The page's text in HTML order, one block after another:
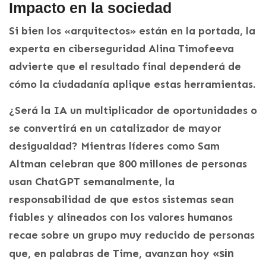
Impacto en la sociedad
Si bien los «arquitectos» están en la portada, la
experta en ciberseguridad Alina Timofeeva
advierte que el resultado final dependerá de
cómo la ciudadanía aplique estas herramientas.
¿Será la IA un multiplicador de oportunidades o
se convertirá en un catalizador de mayor
desigualdad? Mientras líderes como Sam
Altman celebran que 800 millones de personas
usan ChatGPT semanalmente, la
responsabilidad de que estos sistemas sean
fiables y alineados con los valores humanos
recae sobre un grupo muy reducido de personas
que, en palabras de Time, avanzan hoy «sin